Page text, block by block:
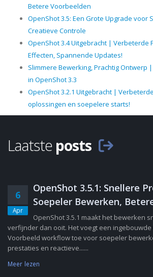
Betere Voorbeelden
OpenShot 3.5: Een Grote Upgrade voor
Creatieve Controle
OpenShot 3.4 Uitgebracht | Verbeterde
Effecten, Spannende Updates!
Slimmere Bewerking, Prachtig Ontwerp
in OpenShot 3.3
OpenShot 3.2.1 Uitgebracht |
oplossingen en soepelere starts!
Laatste posts
6
Apr
OpenShot 3.5.1: Snellere
Soepeler Bewerken,
OpenShot 3.5.1 maakt het bewerken
verfijnder dan ooit. Het voegt een
Voorbeeld workflow toe voor soepeler
prestaties en reactieve......
Meer lezen